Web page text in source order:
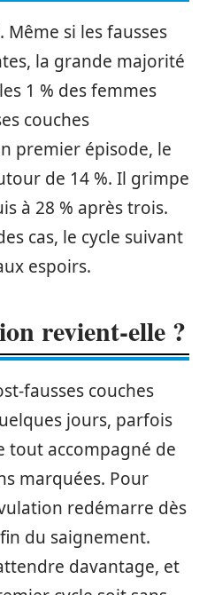
si les fausses
la grande majorité
1 % des femmes
couches
premier épisode, le
de 14 %. Il grimpe
à 28 % après trois.
cas, le cycle suivant
espoirs.
revient-elle ?
fausses couches
jours, parfois
tout accompagné de
marquées. Pour
redémarre dès
du saignement.
davantage, et